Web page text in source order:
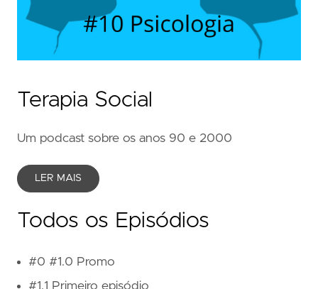
Terapia Social
Um podcast sobre os anos 90 e 2000
LER MAIS
Todos os Episódios
#0 #1.0 Promo
#1.1 Primeiro episódio